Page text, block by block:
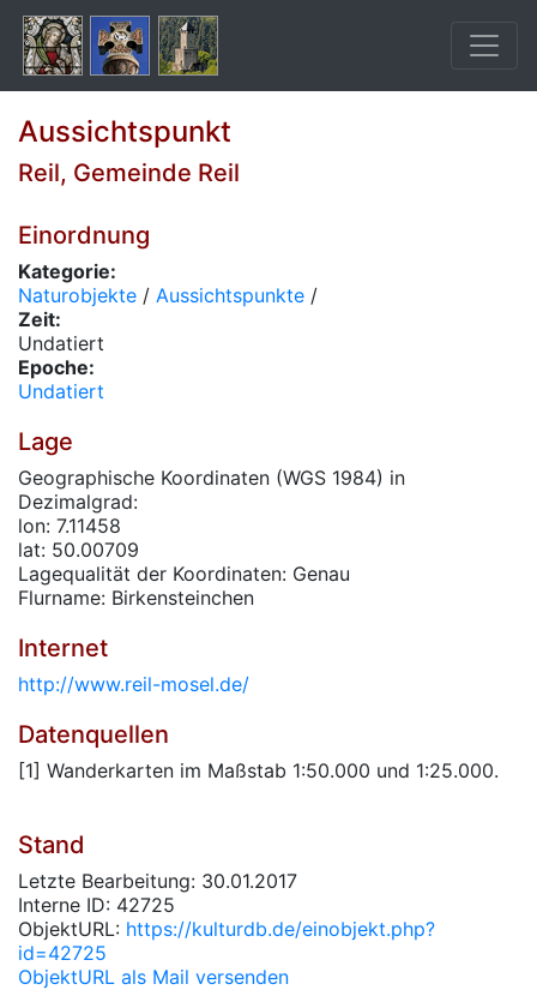
Aussichtspunkt
Reil, Gemeinde Reil
Einordnung
Kategorie:
Naturobjekte / Aussichtspunkte /
Zeit:
Undatiert
Epoche:
Undatiert
Lage
Geographische Koordinaten (WGS 1984) in
Dezimalgrad:
lon: 7.11458
lat: 50.00709
Lagequalität der Koordinaten: Genau
Flurname: Birkensteinchen
Internet
http://www.reil-mosel.de/
Datenquellen
[1] Wanderkarten im Maßstab 1:50.000 und 1:25.000.
Stand
Letzte Bearbeitung: 30.01.2017
Interne ID: 42725
ObjektURL: https://kulturdb.de/einobjekt.php?
id=42725
ObjektURL als Mail versenden